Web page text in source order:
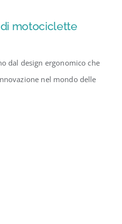
motociclette
dal design ergonomico che
nel mondo delle